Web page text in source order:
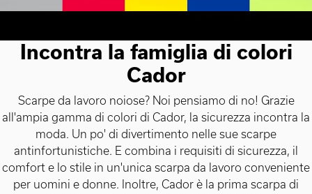
Incontra la famiglia di colori
Cador
Scarpe da lavoro noiose? Noi pensiamo di no! Grazie
all'ampia gamma di colori di Cador, la sicurezza incontra la
moda. Un po' di divertimento nelle sue scarpe
antinfortunistiche. E combina i requisiti di sicurezza, il
comfort e lo stile in un'unica scarpa da lavoro conveniente
per uomini e donne. Inoltre, Cador è la prima scarpa di